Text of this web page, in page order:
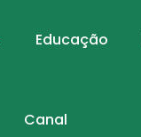
Educação
Canal